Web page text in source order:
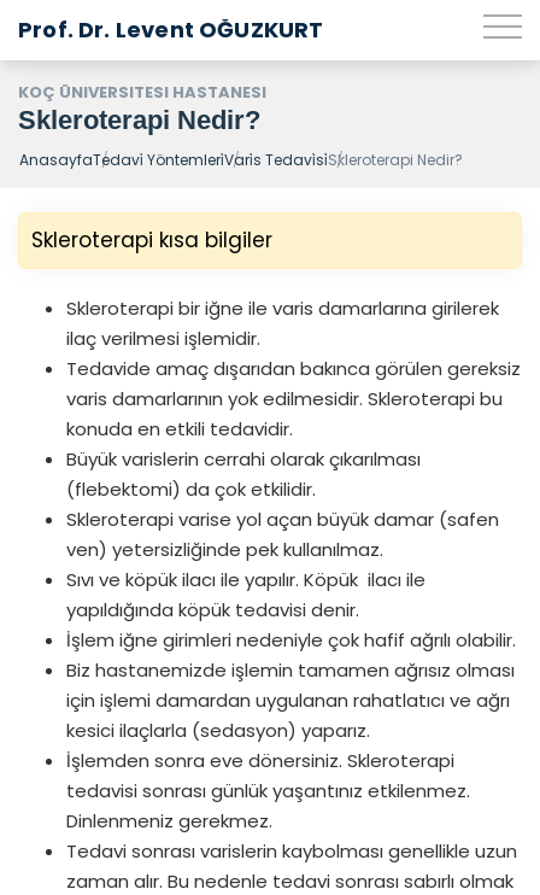
Prof. Dr. Levent OĞUZKURT
KOÇ ÜNIVERSITESI HASTANESI
Skleroterapi Nedir?
AnasayfaTedavi̇ Yöntemleri̇Vari̇s Tedavi̇si̇Skleroterapi Nedir?
Skleroterapi kısa bilgiler
Skleroterapi bir iğne ile varis damarlarına girilerek
ilaç verilmesi işlemidir.
Tedavide amaç dışarıdan bakınca görülen gereksiz
varis damarlarının yok edilmesidir. Skleroterapi bu
konuda en etkili tedavidir.
Büyük varislerin cerrahi olarak çıkarılması
(flebektomi) da çok etkilidir.
Skleroterapi varise yol açan büyük damar (safen
ven) yetersizliğinde pek kullanılmaz.
Sıvı ve köpük ilacı ile yapılır. Köpük ilacı ile
yapıldığında köpük tedavisi denir.
İşlem iğne girimleri nedeniyle çok hafif ağrılı olabilir.
Biz hastanemizde işlemin tamamen ağrısız olması
için işlemi damardan uygulanan rahatlatıcı ve ağrı
kesici ilaçlarla (sedasyon) yaparız.
İşlemden sonra eve dönersiniz. Skleroterapi
tedavisi sonrası günlük yaşantınız etkilenmez.
Dinlenmeniz gerekmez.
Tedavi sonrası varislerin kaybolması genellikle uzun
zaman alır. Bu nedenle tedavi sonrası sabırlı olmak